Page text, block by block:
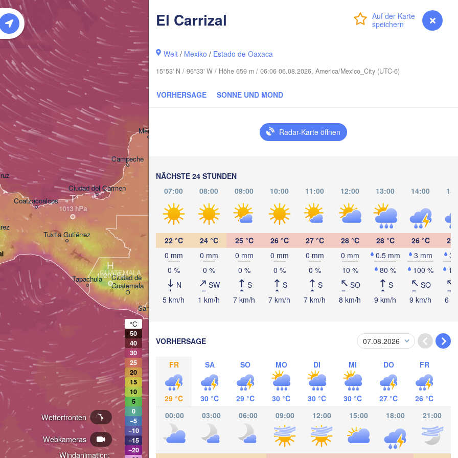
myVentusky Vorhersage
El Carrizal
Welt / Mexiko / Estado de Oaxaca
15°53' N / 96°33' W / Höhe 659 m / 06:06 06.08.2026, America/Mexico_City (UTC-6)
VORHERSAGE SONNE UND MOND
Radar-Karte öffnen
NÄCHSTE 24 STUNDEN
07:00
08:00 09:00 10:00 11:00 12:00 13:00 14:00
22 °C
0 mm
0 %
N
5 km/h
24 °C
0 mm
0 %
SW
1 km/h
25 °C
0 mm
0 %
S
7 km/h
26 °C
0 mm
0 %
S
7 km/h
27 °C
0 mm
0 %
S
7 km/h
28 °C
0 mm
10 %
SO
8 km/h
28 °C
0.5 mm
80 %
S
9 km/h
26 °C
3 mm
100 %
SO
9 km/h
25
3
6
VORHERSAGE
FR
29 °C
SA
30 °C
SO
29 °C
MO
30 °C
DI
30 °C
MI
30 °C
DO
27 °C
FR
26 °C
00:00
03:00 06:00 09:00 12:00 15:00 18:00 21:00
Windanimation:
Webkameras
Wetterfronten
Ciudad de
Guatemala
Tuxtla Gutiérrez
Tapachula
Campeche
Coatzacoalcos
Ciudad del Carmen
GUATEMALA
La Habana
Pinar del Río
Tegucigalpa
Mérida
San Pedro Sula
San Salvador
Catacamas
Chetumal
HONDURAS
BELIZE
Panamá
San José
PANAMA
COSTA RICA
Nassau
T
H
°C
50
40
30
25
20
15
10
5
0
−5
−10
−15
−20